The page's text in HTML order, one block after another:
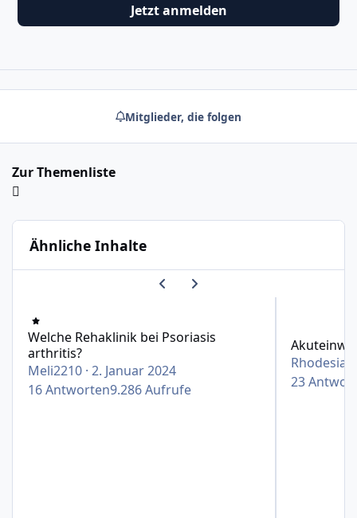
Jetzt anmelden
Mitglieder, die folgen
Zur Themenliste
Ähnliche Inhalte
Vorherige Karussell-Folie
Nächste Karussell-Folie
Welche Rehaklinik bei Psoriasis
arthritis?
Meli2210 ·2. Januar 2024
16Antworten9.286Aufrufe
Rhodesian
23